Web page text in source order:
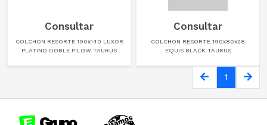
Consultar
COLCHON RESORTE 190x140 LUXOR
PLATINO DOBLE PILOW TAURUS
Consultar
COLCHON RESORTE 190x80x28
EQUIS BLACK TAURUS
1
Caja Monedera
Carlitera
Jarra Electrica
Licuadoras
ESCALERA
GENERADORE